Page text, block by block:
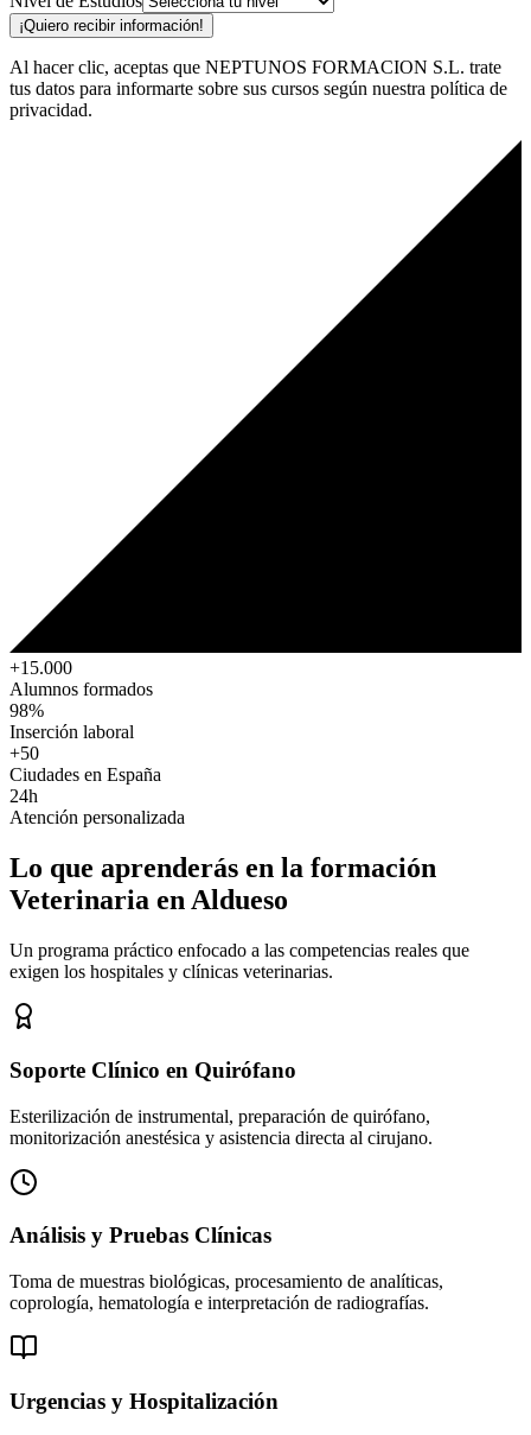
¡Quiero recibir información!
Al hacer clic, aceptas que NEPTUNOS FORMACION S.L. trate
tus datos para informarte sobre sus cursos según nuestra política de
privacidad.
+15.000
Alumnos formados
98%
Inserción laboral
+50
Ciudades en España
24h
Atención personalizada
Lo que aprenderás en la formación
Veterinaria en Aldueso
Un programa práctico enfocado a las competencias reales que
exigen los hospitales y clínicas veterinarias.
Soporte Clínico en Quirófano
Esterilización de instrumental, preparación de quirófano,
monitorización anestésica y asistencia directa al cirujano.
Análisis y Pruebas Clínicas
Toma de muestras biológicas, procesamiento de analíticas,
coprología, hematología e interpretación de radiografías.
Urgencias y Hospitalización